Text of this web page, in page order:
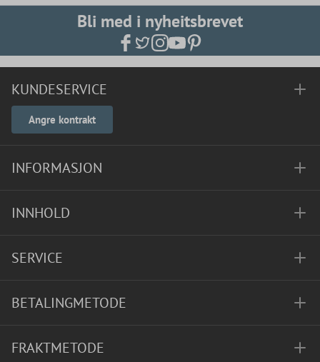
Bli med i nyheitsbrevet
KUNDESERVICE
Angre kontrakt
INFORMASJON
INNHOLD
SERVICE
BETALINGMETODE
FRAKTMETODE